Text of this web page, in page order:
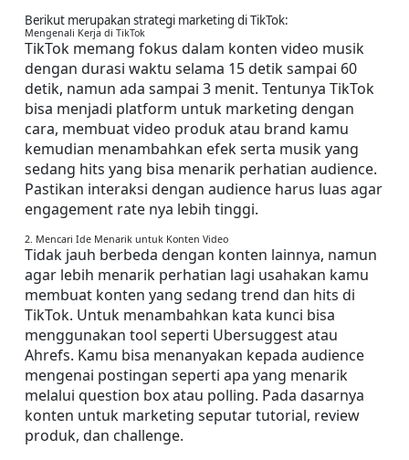
Berikut merupakan strategi marketing di TikTok:
Mengenali Kerja di TikTok
TikTok memang fokus dalam konten video musik
dengan durasi waktu selama 15 detik sampai 60
detik, namun ada sampai 3 menit. Tentunya TikTok
bisa menjadi platform untuk marketing dengan
cara, membuat video produk atau brand kamu
kemudian menambahkan efek serta musik yang
sedang hits yang bisa menarik perhatian audience.
Pastikan interaksi dengan audience harus luas agar
engagement rate nya lebih tinggi.
2. Mencari Ide Menarik untuk Konten Video
Tidak jauh berbeda dengan konten lainnya, namun
agar lebih menarik perhatian lagi usahakan kamu
membuat konten yang sedang trend dan hits di
TikTok. Untuk menambahkan kata kunci bisa
menggunakan tool seperti Ubersuggest atau
Ahrefs. Kamu bisa menanyakan kepada audience
mengenai postingan seperti apa yang menarik
melalui question box atau polling. Pada dasarnya
konten untuk marketing seputar tutorial, review
produk, dan challenge.